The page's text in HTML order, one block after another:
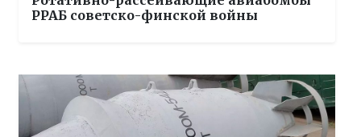
РРАБ советско-финской войны